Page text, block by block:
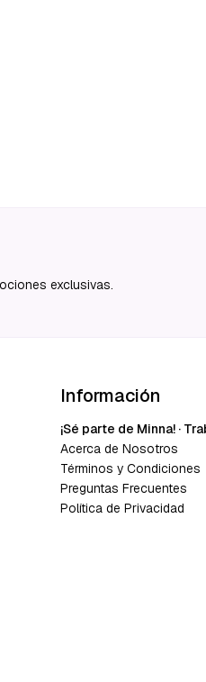
exclusivas.
Información
¡Sé parte de Minna! ·
Acerca de Nosotros
Términos y Condiciones
Preguntas Frecuentes
Política de Privacidad